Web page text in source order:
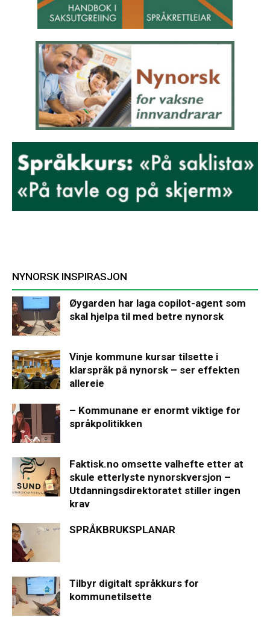
NYNORSK INSPIRASJON
Øygarden har laga copilot-agent som
skal hjelpa til med betre nynorsk
Vinje kommune kursar tilsette i
klarspråk på nynorsk – ser effekten
allereie
– Kommunane er enormt viktige for
språkpolitikken
Faktisk.no omsette valhefte etter at
skule etterlyste nynorskversjon –
Utdanningsdirektoratet stiller ingen
krav
SPRÅKBRUKSPLANAR
Tilbyr digitalt språkkurs for
kommunetilsette